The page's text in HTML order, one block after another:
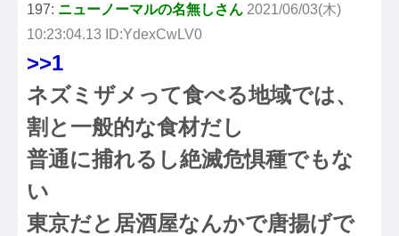
197: ニューノーマルの名無しさん 2021/06/03(木)
10:23:04.13 ID:YdexCwLV0
>>1
ネズミザメって食べる地域では、
割と一般的な食材だし
普通に捕れるし絶滅危惧種でもな
い
東京だと居酒屋なんかで唐揚げで